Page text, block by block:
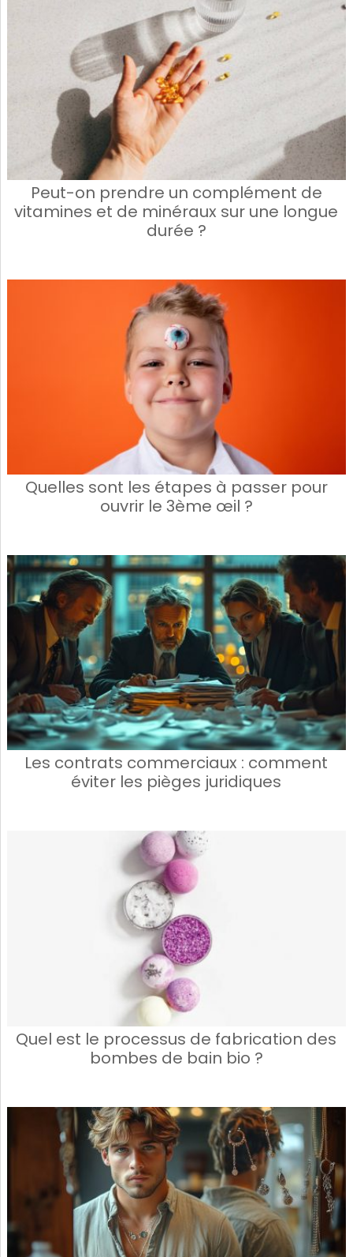
Peut-on prendre un complément de
vitamines et de minéraux sur une longue
durée ?
Quelles sont les étapes à passer pour
ouvrir le 3ème œil ?
Les contrats commerciaux : comment
éviter les pièges juridiques
Quel est le processus de fabrication des
bombes de bain bio ?